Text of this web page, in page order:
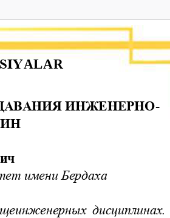
ALAR
ИНЖЕНЕРНО-
имени Бердаха
дисциплинах.